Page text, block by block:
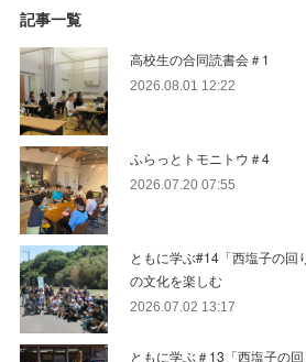
記事一覧
高校生の合同読書会＃1
2026.08.01 12:22
ふらっとトモニトウ＃4
2026.07.20 07:55
ともに学ぶ#14「西塩子の回
の文化を楽しむ
2026.07.02 13:17
ともに学ぶ＃13「西塩子の